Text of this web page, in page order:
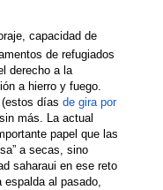
capacidad de
de refugiados
derecho a la
a hierro y fuego.
días de gira por
más. La actual
papel que las
a secas, sino
saharaui en ese reto
al pasado,